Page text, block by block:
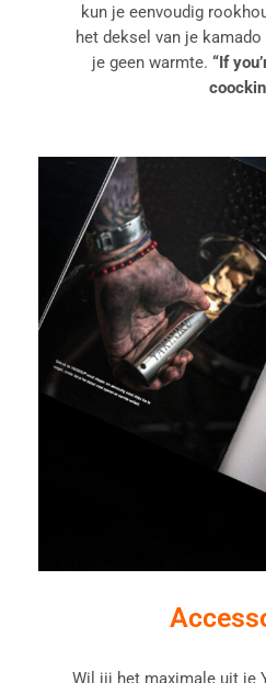
kun je eenvoudig
het deksel van je
je geen warmte. “If